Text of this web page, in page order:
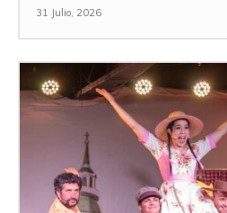
31 Julio, 2026